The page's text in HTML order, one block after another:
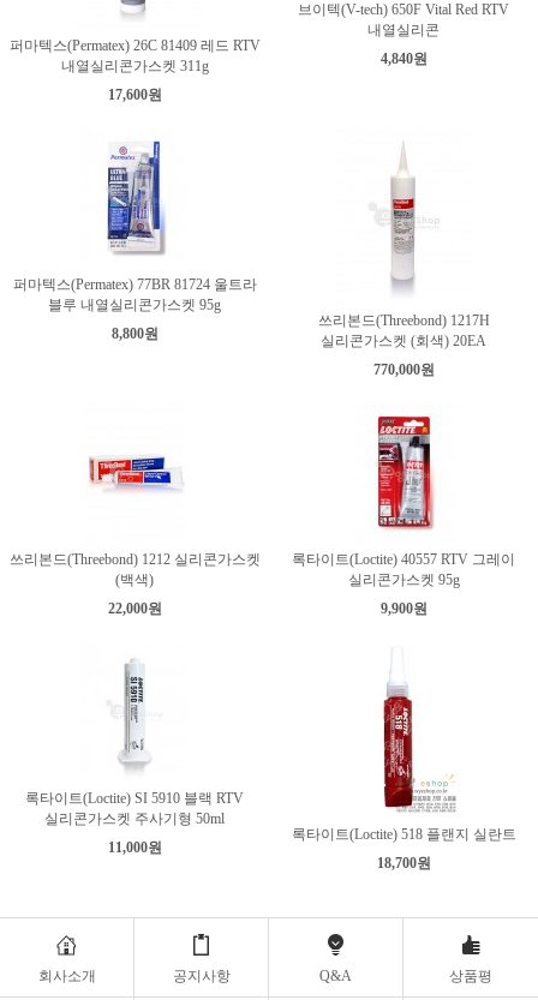
퍼마텍스(Permatex) 26C 81409 레드 RTV
내열실리콘가스켓 311g
17,600원
브이텍(V-tech) 650F Vital Red RTV
내열실리콘
4,840원
퍼마텍스(Permatex) 77BR 81724 울트라
블루 내열실리콘가스켓 95g
8,800원
쓰리본드(Threebond) 1217H
실리콘가스켓 (회색) 20EA
770,000원
쓰리본드(Threebond) 1212 실리콘가스켓
(백색)
22,000원
록타이트(Loctite) 40557 RTV 그레이
실리콘가스켓 95g
9,900원
록타이트(Loctite) SI 5910 블랙 RTV
실리콘가스켓 주사기형 50ml
11,000원
록타이트(Loctite) 518 플랜지 실란트
18,700원
회사소개 공지사항 Q&A 상품평